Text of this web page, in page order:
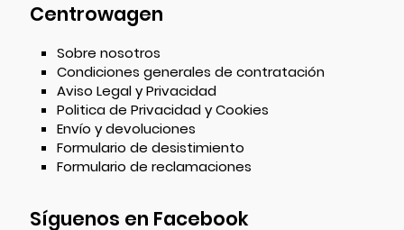
Centrowagen
Sobre nosotros
Condiciones generales de contratación
Aviso Legal y Privacidad
Politica de Privacidad y Cookies
Envío y devoluciones
Formulario de desistimiento
Formulario de reclamaciones
Síguenos en Facebook